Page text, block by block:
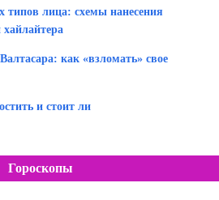
типов лица: схемы нанесения
хайлайтера
как «взломать» свое
и стоит ли
Гороскопы